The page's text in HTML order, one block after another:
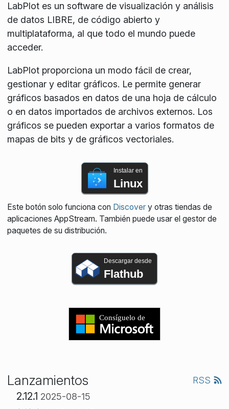
LabPlot es un software de visualización y análisis
de datos LIBRE, de código abierto y
multiplataforma, al que todo el mundo puede
acceder.
LabPlot proporciona un modo fácil de crear,
gestionar y editar gráficos. Le permite generar
gráficos basados en datos de una hoja de cálculo
o en datos importados de archivos externos. Los
gráficos se pueden exportar a varios formatos de
mapas de bits y de gráficos vectoriales.
Instalar en
Linux
Este botón solo funciona con Discovery otras tiendas de
aplicaciones AppStream. También puede usar el gestor de
paquetes de su distribución.
Descargar desde
Flathub
Lanzamientos RSS
2.12.1 2025-08-15